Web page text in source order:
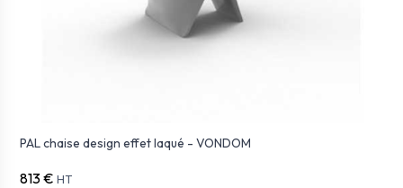
PAL chaise design effet laqué - VONDOM
813 € HT